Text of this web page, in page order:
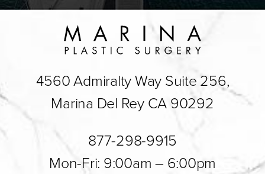
4560 Admiralty Way Suite 256,
Marina Del Rey CA 90292
877-298-9915
Mon-Fri: 9:00am – 6:00pm